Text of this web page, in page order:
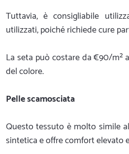
Tuttavia, è consigliabile
utilizzati, poiché richiede cure
La seta può costare da €90/m²
del colore.
Pelle scamosciata
Questo tessuto è molto simile
sintetica e offre comfort elevato